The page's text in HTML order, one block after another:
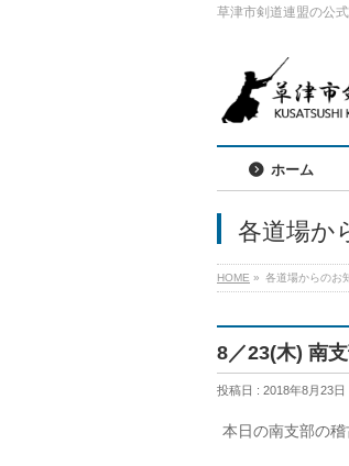
草津市剣道連盟の公
ホーム
各道場か
HOME » 各道場からのお
8／23(木) 南
投稿日 : 2018年8月23日
本日の南支部の